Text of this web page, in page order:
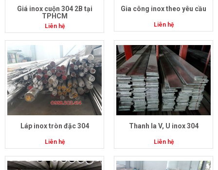
Giá inox cuộn 304 2B tại
TPHCM
Liên hệ
Gia công inox theo yêu cầu
Liên hệ
Láp inox tròn đặc 304
Liên hệ
Thanh la V, U inox 304
Liên hệ